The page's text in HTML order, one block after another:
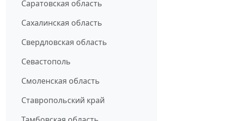
Саратовская область
Сахалинская область
Свердловская область
Севастополь
Смоленская область
Ставропольский край